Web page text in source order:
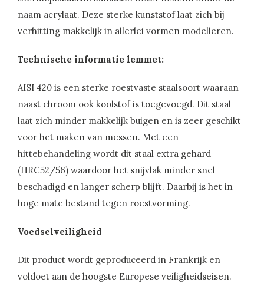
naam acrylaat. Deze sterke kunststof laat zich bij
verhitting makkelijk in allerlei vormen modelleren.
Technische informatie lemmet:
AISI 420 is een sterke roestvaste staalsoort waaraan
naast chroom ook koolstof is toegevoegd. Dit staal
laat zich minder makkelijk buigen en is zeer geschikt
voor het maken van messen. Met een
hittebehandeling wordt dit staal extra gehard
(HRC52/56) waardoor het snijvlak minder snel
beschadigd en langer scherp blijft. Daarbij is het in
hoge mate bestand tegen roestvorming.
Voedselveiligheid
Dit product wordt geproduceerd in Frankrijk en
voldoet aan de hoogste Europese veiligheidseisen.